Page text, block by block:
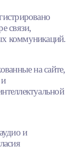
связи,
коммуникаций.
на сайте,
и